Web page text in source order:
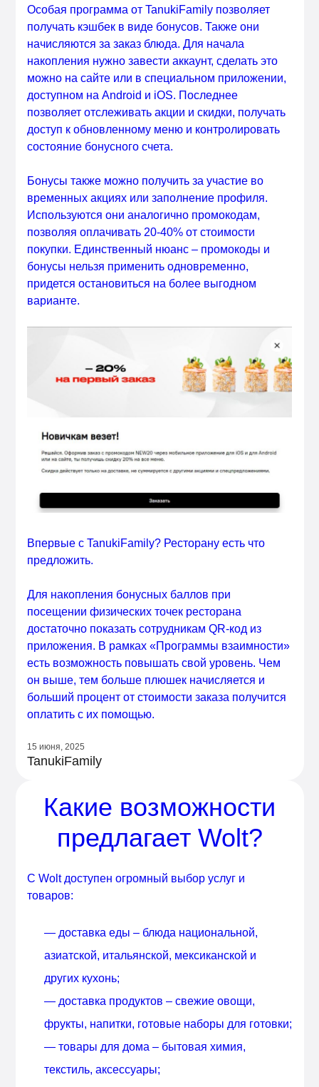
Особая программа от TanukiFamily позволяет
получать кэшбек в виде бонусов. Также они
начисляются за заказ блюда. Для начала
накопления нужно завести аккаунт, сделать это
можно на сайте или в специальном приложении,
доступном на Android и iOS. Последнее
позволяет отслеживать акции и скидки, получать
доступ к обновленному меню и контролировать
состояние бонусного счета.
Бонусы также можно получить за участие во
временных акциях или заполнение профиля.
Используются они аналогично промокодам,
позволяя оплачивать 20-40% от стоимости
покупки. Единственный нюанс – промокоды и
бонусы нельзя применить одновременно,
придется остановиться на более выгодном
варианте.
Впервые с TanukiFamily? Ресторану есть что
предложить.
Для накопления бонусных баллов при
посещении физических точек ресторана
достаточно показать сотрудникам QR-код из
приложения. В рамках «Программы взаимности»
есть возможность повышать свой уровень. Чем
он выше, тем больше плюшек начисляется и
больший процент от стоимости заказа получится
оплатить с их помощью.
15 июня, 2025
TanukiFamily
Какие возможности
предлагает Wolt?
С Wolt доступен огромный выбор услуг и
товаров:
— доставка еды – блюда национальной,
азиатской, итальянской, мексиканской и
других кухонь;
— доставка продуктов – свежие овощи,
фрукты, напитки, готовые наборы для готовки;
— товары для дома – бытовая химия,
текстиль, аксессуары;